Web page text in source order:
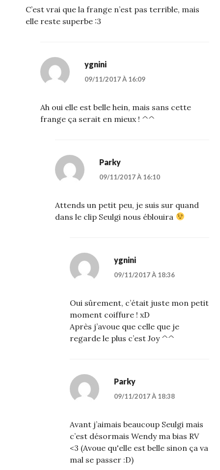
C’est vrai que la frange n’est pas terrible, mais
elle reste superbe :3
ygnini
09/11/2017 À 16:09
Ah oui elle est belle hein, mais sans cette
frange ça serait en mieux ! ^^
Parky
09/11/2017 À 16:10
Attends un petit peu, je suis sur quand
dans le clip Seulgi nous éblouira
ygnini
09/11/2017 À 18:36
Oui sûrement, c’était juste mon petit
moment coiffure ! xD
Après j’avoue que celle que je
regarde le plus c’est Joy ^^
Parky
09/11/2017 À 18:38
Avant j’aimais beaucoup Seulgi mais
c’est désormais Wendy ma bias RV
<3 (Avoue qu'elle est belle sinon ça va
mal se passer :D)